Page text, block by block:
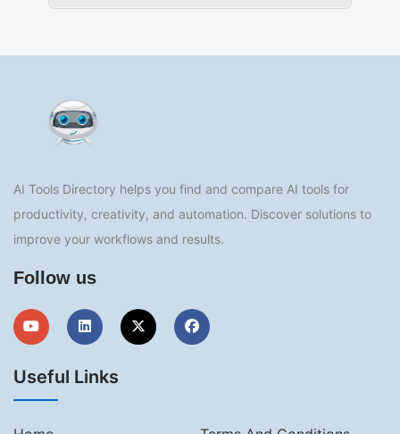
AI Tools Directory helps you find and compare AI tools for
productivity, creativity, and automation. Discover solutions to
improve your workflows and results.
Follow us
Useful Links